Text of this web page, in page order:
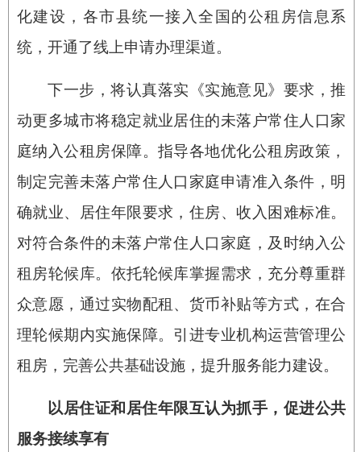
化建设，各市县统一接入全国的公租房信息系
统，开通了线上申请办理渠道。
下一步，将认真落实《实施意见》要求，推
动更多城市将稳定就业居住的未落户常住人口家
庭纳入公租房保障。指导各地优化公租房政策，
制定完善未落户常住人口家庭申请准入条件，明
确就业、居住年限要求，住房、收入困难标准。
对符合条件的未落户常住人口家庭，及时纳入公
租房轮候库。依托轮候库掌握需求，充分尊重群
众意愿，通过实物配租、货币补贴等方式，在合
理轮候期内实施保障。引进专业机构运营管理公
租房，完善公共基础设施，提升服务能力建设。
以居住证和居住年限互认为抓手，促进公共
服务接续享有